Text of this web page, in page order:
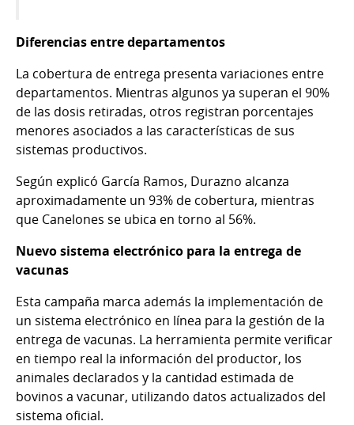
Diferencias entre departamentos
La cobertura de entrega presenta variaciones entre
departamentos. Mientras algunos ya superan el 90%
de las dosis retiradas, otros registran porcentajes
menores asociados a las características de sus
sistemas productivos.
Según explicó García Ramos, Durazno alcanza
aproximadamente un 93% de cobertura, mientras
que Canelones se ubica en torno al 56%.
Nuevo sistema electrónico para la entrega de
vacunas
Esta campaña marca además la implementación de
un sistema electrónico en línea para la gestión de la
entrega de vacunas. La herramienta permite verificar
en tiempo real la información del productor, los
animales declarados y la cantidad estimada de
bovinos a vacunar, utilizando datos actualizados del
sistema oficial.